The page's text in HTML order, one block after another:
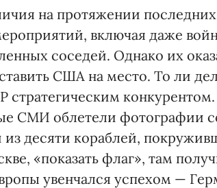
на протяжении
включая даже
соседей. Однако их
США на место. То ли
конкурентом.
СМИ облетели фотографии
десяти кораблей,
«показать флаг», там
увенчался успехом —